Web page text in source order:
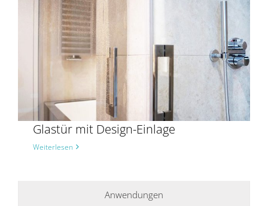
Glastür mit Design-Einlage
Weiterlesen
Anwendungen